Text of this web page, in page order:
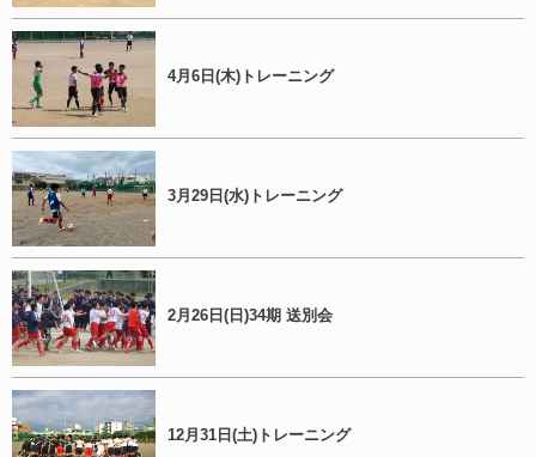
4月6日(木)トレーニング
3月29日(水)トレーニング
2月26日(日)34期 送別会
12月31日(土)トレーニング